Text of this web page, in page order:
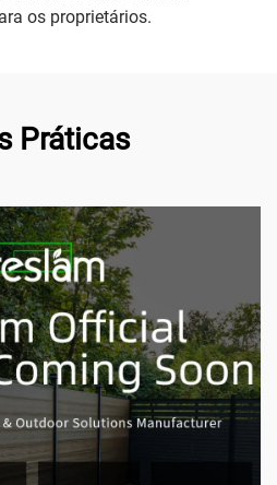
os proprietários.
Práticas